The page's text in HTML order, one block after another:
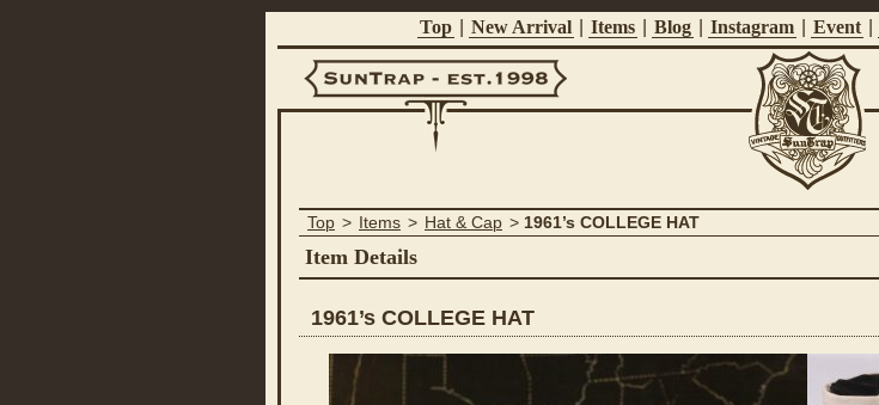
Top New Arrival Items Blog Instagram Event
Est.1998
Suntrap
Top > Items > Hat & Cap > 1961’s COLLEGE HAT
Item Details
1961’s COLLEGE HAT